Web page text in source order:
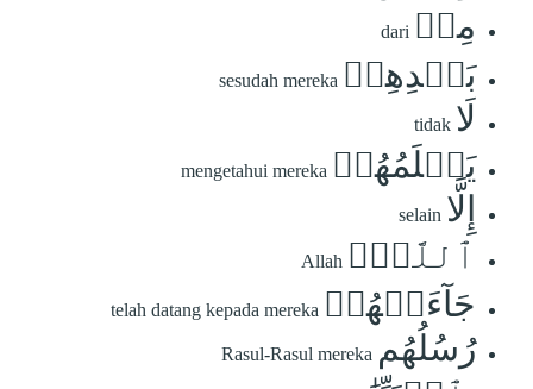
مِنۢ dari
بَعۡدِهِمۡ sesudah mereka
لَا tidak
يَعۡلَمُهُمۡ mengetahui mereka
إِلَّا selain
ٱللَّهُۚ Allah
جَآءَتۡهُمۡ telah datang kepada mereka
رُسُلُهُم Rasul-Rasul mereka